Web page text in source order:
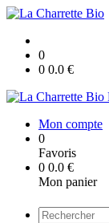
0
0 0.0 €
Mon compte
0
Favoris
0 0.0 €
Mon panier